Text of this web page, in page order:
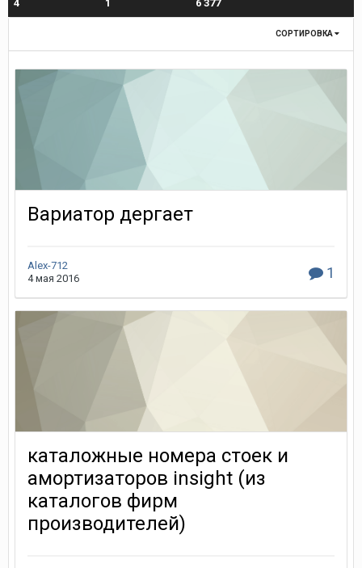
4 1 6 377
СОРТИРОВКА
Вариатор дергает
Alex-712
4 мая 2016
1
каталожные номера стоек и
амортизаторов insight (из
каталогов фирм
производителей)